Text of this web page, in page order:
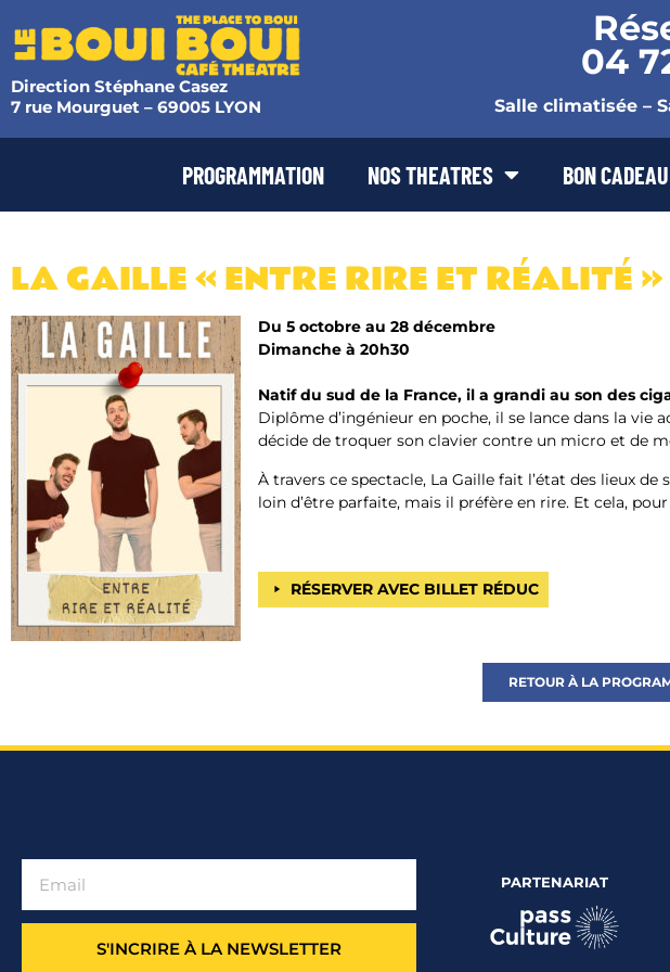
Direction Stéphane Casez
7 rue Mourguet – 69005 LYON
04
Salle climatisée –
PROGRAMMATION NOS THEATRES BON CADEAU
LA GAILLE « ENTRE RIRE ET RÉALITÉ »
Du 5 octobre au 28 décembre
Dimanche à 20h30
Natif du sud de la France, il a grandi au son des
Diplôme d’ingénieur en poche, il se lance dans la vie
décide de troquer son clavier contre un micro et de
À travers ce spectacle, La Gaille fait l’état des lieux
loin d’être parfaite, mais il préfère en rire. Et cela,
RÉSERVER AVEC BILLET RÉDUC
RETOUR À LA
S'INCRIRE À LA NEWSLETTER
PARTENARIAT